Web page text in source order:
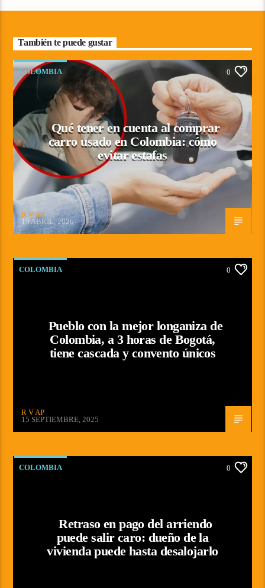
También te puede gustar
COLOMBIA 0
Qué tener en cuenta al comprar
carro usado en Colombia: cómo
evitar estafas
R V AP
19 ABRIL, 2026
COLOMBIA 0
Pueblo con la mejor longaniza de
Colombia, a 3 horas de Bogotá,
tiene cascada y convento únicos
R V AP
15 SEPTIEMBRE, 2025
COLOMBIA 0
Retraso en pago del arriendo
puede salir caro: dueño de la
vivienda puede hasta desalojarlo